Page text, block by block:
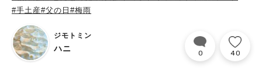
#手土産#父の日 #梅雨
ジモトミン
ハニ 0 40